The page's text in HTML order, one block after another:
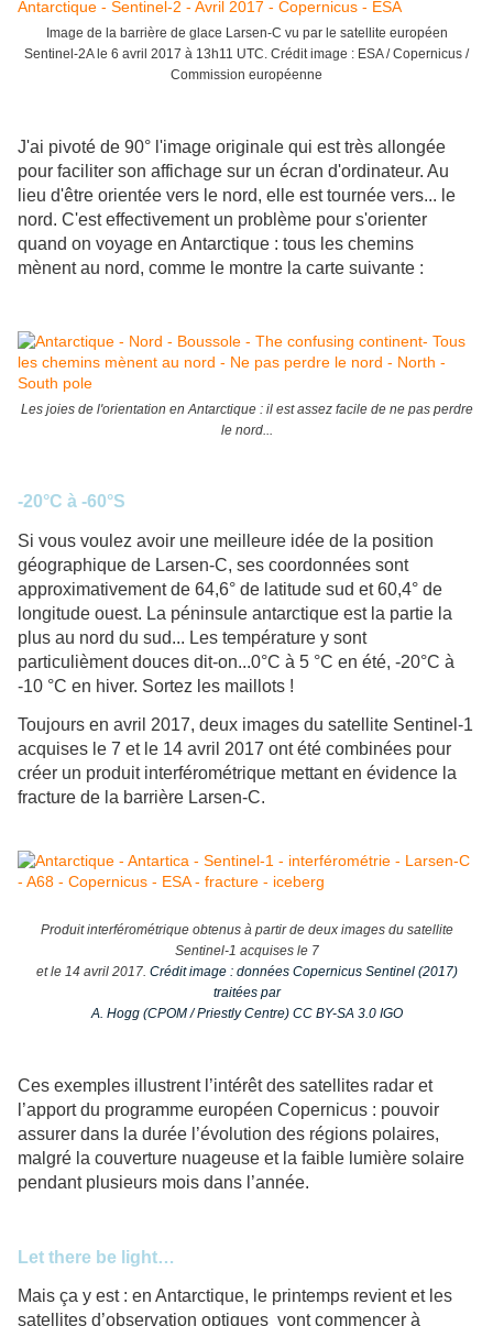
Image de la barrière de glace Larsen-C vu par le satellite européen
Sentinel-2A le 6 avril 2017 à 13h11 UTC. Crédit image : ESA / Copernicus /
Commission européenne
J'ai pivoté de 90° l'image originale qui est très allongée
pour faciliter son affichage sur un écran d'ordinateur. Au
lieu d'être orientée vers le nord, elle est tournée vers... le
nord. C'est effectivement un problème pour s'orienter
quand on voyage en Antarctique : tous les chemins
mènent au nord, comme le montre la carte suivante :
Les joies de l'orientation en Antarctique : il est assez facile de ne pas perdre
le nord...
-20°C à -60°S
Si vous voulez avoir une meilleure idée de la position
géographique de Larsen-C, ses coordonnées sont
approximativement de 64,6° de latitude sud et 60,4° de
longitude ouest. La péninsule antarctique est la partie la
plus au nord du sud... Les température y sont
particulièment douces dit-on...0°C à 5 °C en été, -20°C à
-10 °C en hiver. Sortez les maillots !
Toujours en avril 2017, deux images du satellite Sentinel-1
acquises le 7 et le 14 avril 2017 ont été combinées pour
créer un produit interférométrique mettant en évidence la
fracture de la barrière Larsen-C.
Produit interférométrique obtenus à partir de deux images du satellite
Sentinel-1 acquises le 7
et le 14 avril 2017. Crédit image : données Copernicus Sentinel (2017)
traitées par
A. Hogg (CPOM / Priestly Centre) CC BY-SA 3.0 IGO
Ces exemples illustrent l’intérêt des satellites radar et
l’apport du programme européen Copernicus : pouvoir
assurer dans la durée l’évolution des régions polaires,
malgré la couverture nuageuse et la faible lumière solaire
pendant plusieurs mois dans l’année.
Let there be light…
Mais ça y est : en Antarctique, le printemps revient et les
satellites d’observation optiques vont commencer à